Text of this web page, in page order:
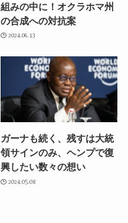
組みの中に！オクラホマ州
の合成への対抗案
2024.06.13
ガーナも続く、残すは大統
領サインのみ、ヘンプで復
興したい数々の想い
2024.05.08